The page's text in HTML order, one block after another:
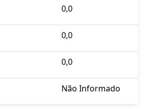
0,0
0,0
0,0
Não Informado